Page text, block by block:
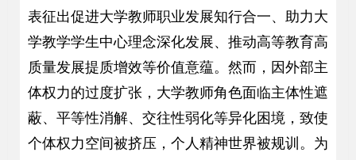
表征出促进大学教师职业发展知行合一、助力大
学教学学生中心理念深化发展、推动高等教育高
质量发展提质增效等价值意蕴。然而，因外部主
体权力的过度扩张，大学教师角色面临主体性遮
蔽、平等性消解、交往性弱化等异化困境，致使
个体权力空间被挤压，个人精神世界被规训。为